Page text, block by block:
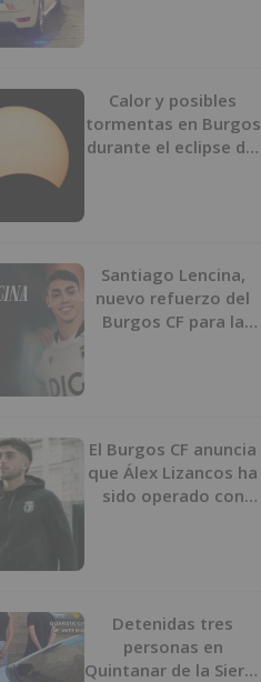
Calor y posibles
tormentas en Burgos
durante el eclipse del
Santiago Lencina,
nuevo refuerzo del
Burgos CF para la
El Burgos CF anuncia
que Álex Lizancos ha
sido operado con
Detenidas tres
personas en
Quintanar de la Sierra